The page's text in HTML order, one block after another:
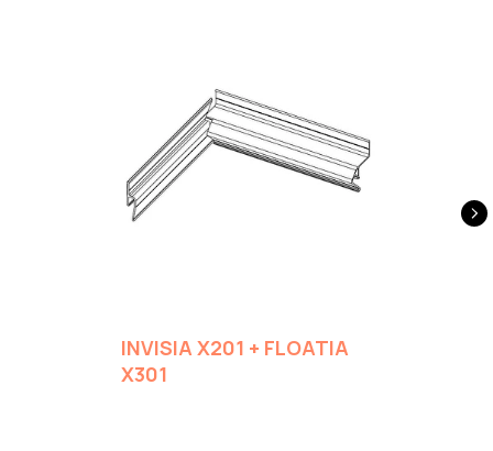
INVISIA X201 + FLOATIA
X301